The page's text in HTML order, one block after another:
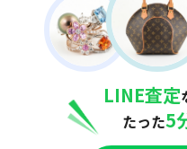
LINE査定
たった5